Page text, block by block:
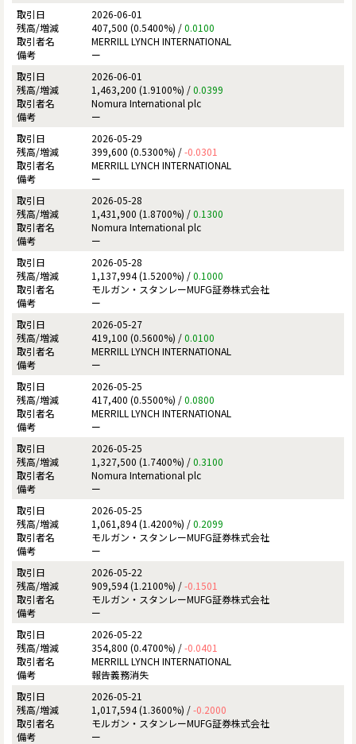
2026-06-01
407,500 (0.5400%) /0.0100
MERRILL LYNCH INTERNATIONAL
ー
2026-06-01
1,463,200 (1.9100%) /0.0399
Nomura International plc
ー
2026-05-29
399,600 (0.5300%) /-0.0301
MERRILL LYNCH INTERNATIONAL
ー
2026-05-28
1,431,900 (1.8700%) /0.1300
Nomura International plc
ー
2026-05-28
1,137,994 (1.5200%) /0.1000
モルガン・スタンレーMUFG証券株式会社
ー
2026-05-27
419,100 (0.5600%) /0.0100
MERRILL LYNCH INTERNATIONAL
ー
2026-05-25
417,400 (0.5500%) /0.0800
MERRILL LYNCH INTERNATIONAL
ー
2026-05-25
1,327,500 (1.7400%) /0.3100
Nomura International plc
ー
2026-05-25
1,061,894 (1.4200%) /0.2099
モルガン・スタンレーMUFG証券株式会社
ー
2026-05-22
909,594 (1.2100%) /-0.1501
モルガン・スタンレーMUFG証券株式会社
ー
2026-05-22
354,800 (0.4700%) /-0.0401
MERRILL LYNCH INTERNATIONAL
報告義務消失
2026-05-21
1,017,594 (1.3600%) /-0.2000
モルガン・スタンレーMUFG証券株式会社
ー